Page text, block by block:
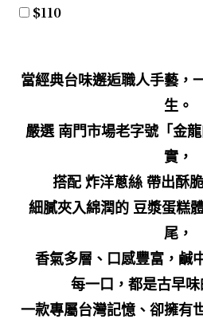
$110
當經典台味邂逅職人手藝，
生。
嚴選 南門市場老字號「金
實，
搭配 炸洋蔥絲帶出酥
細膩夾入綿潤的 豆漿蛋糕
尾，
香氣多層、口感豐富，鹹
每一口，都是古早
一款專屬台灣記憶、卻擁有